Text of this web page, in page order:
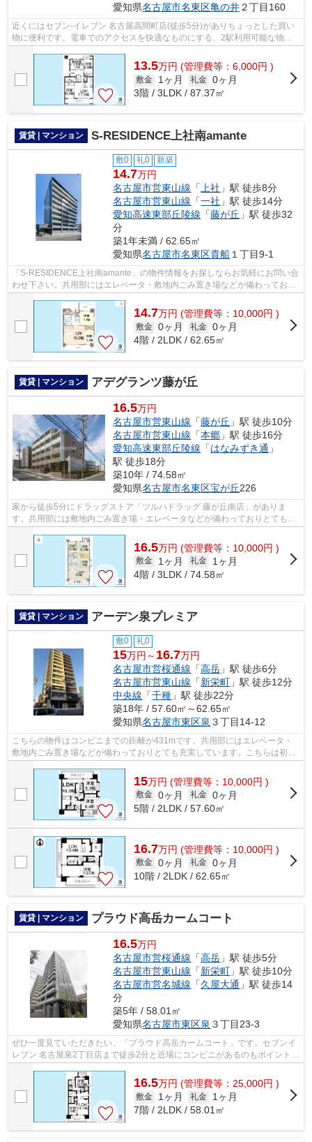
愛知県名古屋市名東区亀の井２丁目160
近くにはセブン-イレブン 名古屋高間町店(徒歩5分)がありちょっとした買い
物に便利です。電車でのアクセスを快適なものにする、2駅利用可能な物件
です。最上階の物件です。こちらは初...
13.5万円 (管理費等：6,000円 )
敷金 1ヶ月 礼金 0ヶ月
3階 / 3LDK / 87.37㎡
賃貸 | マンション S-RESIDENCE上社南amante
敷0 礼0 新築
14.7万円
名古屋市営東山線 「 上社 」駅 徒歩8分
名古屋市営東山線 「一社 」駅 徒歩14分
愛知高速東部丘陵線 「藤が丘 」駅 徒歩32
分
築1年未満 / 62.65㎡
愛知県名古屋市名東区貴船 １丁目9-1
「S-RESIDENCE上社南amante」の物件情報をお探しならお気軽にお問い合
わせ下さい。共用部にはエレベータ・敷地内ごみ置き場などが備わっており
とても充実しています。10階建てで、街並...
14.7万円 (管理費等：10,000円 )
敷金 0ヶ月 礼金 0ヶ月
4階 / 2LDK / 62.65㎡
賃貸 | マンション アデグランツ藤が丘
16.5万円
名古屋市営東山線 「藤が丘 」駅 徒歩10分
名古屋市営東山線 「本郷 」駅 徒歩16分
愛知高速東部丘陵線 「はなみずき通 」
駅 徒歩18分
築10年 / 74.58㎡
愛知県名古屋市名東区宝が丘226
家から徒歩5分にドラッグストア「ツルハドラッグ 藤が丘南店」がありま
す。共用部には敷地内ごみ置き場・エレベータなどが備わっておりとても充
16.5万円 (管理費等：10,000円 )
敷金 1ヶ月 礼金
1ヶ月
4階 / 3LDK / 74.58㎡
賃貸 | マンション アーデン泉プレミア
敷0 礼0
15万円～ 16.7万円
名古屋市営桜通線 「高岳 」駅 徒歩6分
名古屋市営東山線 「新栄町 」駅 徒歩12分
中央線 「千種 」駅 徒歩22分
築18年 / 57.60㎡～62.65㎡
愛知県名古屋市東区泉 ３丁目14-12
こちらの物件はコンビニまでの距離が431mです。共用部にはエレベータ・
敷地内ごみ置き場などが備わっておりとても充実しています。こちらは初期
15万円 (管理費等：10,000円 )
敷金 0ヶ月 礼金 0ヶ月
5階 / 2LDK / 57.60㎡
16.7万円 (管理費等：10,000円 )
敷金 0ヶ月 礼金 0ヶ月
10階 / 2LDK / 62.65㎡
賃貸 | マンション プラウド高岳カームコート
16.5万円
名古屋市営桜通線 「高岳 」駅 徒歩5分
名古屋市営東山線 「新栄町 」駅 徒歩10分
名古屋市営名城線 「久屋大通 」駅 徒歩14
分
築5年 / 58.01㎡
愛知県名古屋市東区泉 ３丁目23-3
ぜひ一度見ていただきたい、「プラウド高岳カームコート」です。セブンイ
レブン 名古屋泉2丁目店まで徒歩2分と近場にコンビニがあるのもポイント。
共用部には敷地内ごみ置き場・エレベ...
16.5万円 (管理費等：25,000円 )
敷金 1ヶ月 礼金
1ヶ月
7階 / 2LDK / 58.01㎡